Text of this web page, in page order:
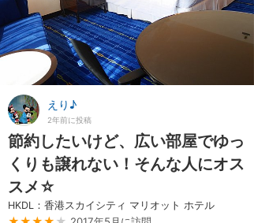
えり♪
2年前に投稿
節約したいけど、広い部屋でゆっ
くりも譲れない！そんな人にオス
スメ☆
HKDL：香港スカイシティ マリオット ホテル